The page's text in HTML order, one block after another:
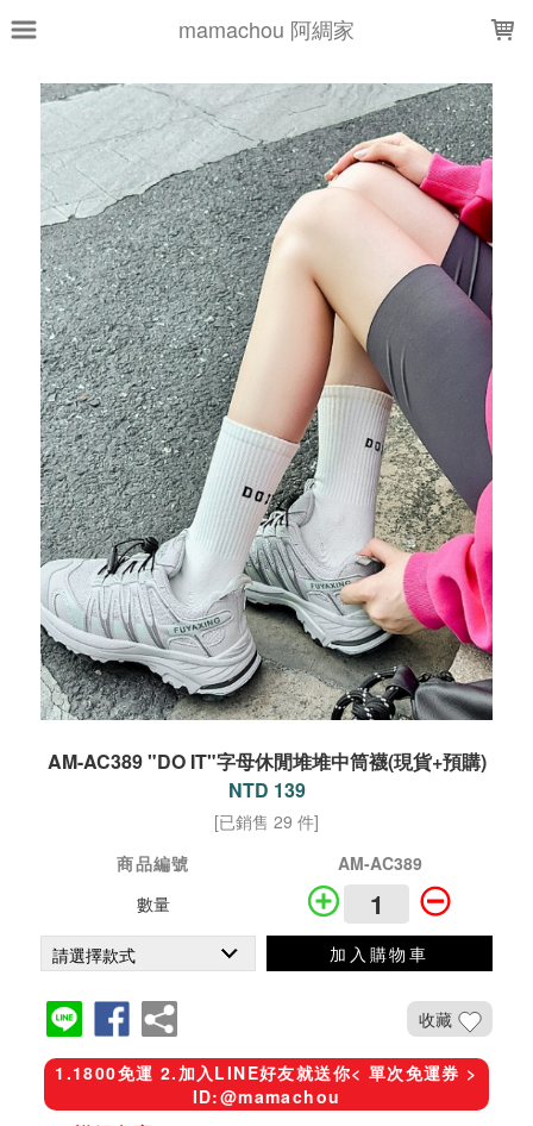
mamachou 阿綢家
AM-AC389 "DO IT"字母休閒堆堆中筒襪(現貨+預購)
NTD 139
[已銷售 29 件]
商品編號
AM-AC389
數量
加入購物車
收藏
1.1800免運 2.加入LINE好友就送你< 單次免運券 >
ID:@mamachou